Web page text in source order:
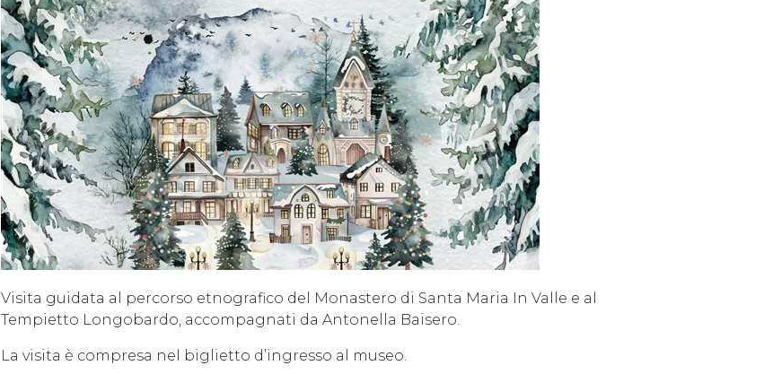
Visita guidata al percorso etnografico del Monastero di Santa Maria In Valle e al
Tempietto Longobardo, accompagnati da Antonella Baisero.
La visita è compresa nel biglietto d’ingresso al museo.